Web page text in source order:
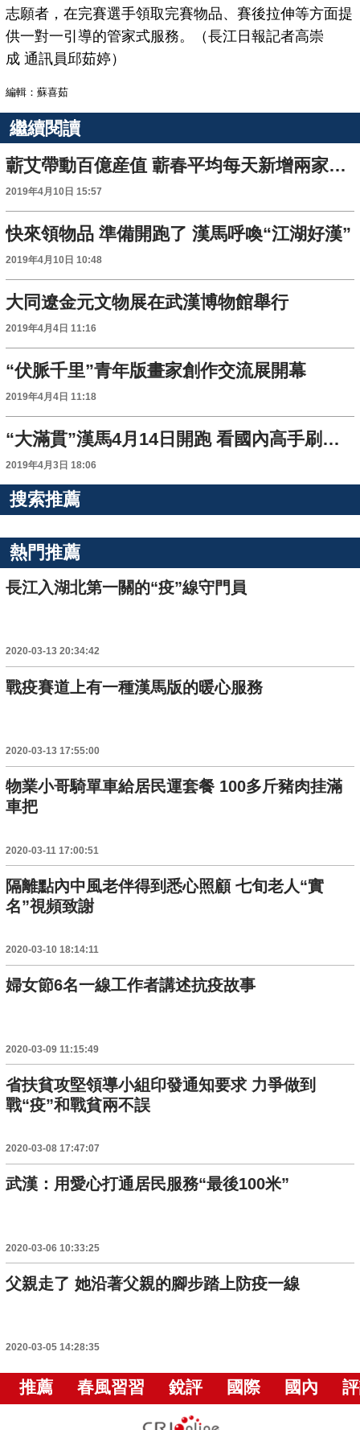
志願者，在完賽選手領取完賽物品、賽後拉伸等方面提
供一對一引導的管家式服務。（長江日報記者高崇
成 通訊員邱茹婷）
編輯：蘇喜茹
繼續閱讀
蘄艾帶動百億産值 蘄春平均每天新增兩家涉艾企業
2019年4月10日 15:57
快來領物品 準備開跑了 漢馬呼喚“江湖好漢”
2019年4月10日 10:48
大同遼金元文物展在武漢博物館舉行
2019年4月4日 11:16
“伏脈千里”青年版畫家創作交流展開幕
2019年4月4日 11:18
“大滿貫”漢馬4月14日開跑 看國內高手刷成績
2019年4月3日 18:06
搜索推薦
熱門推薦
長江入湖北第一關的“疫”線守門員
2020-03-13 20:34:42
戰疫賽道上有一種漢馬版的暖心服務
2020-03-13 17:55:00
物業小哥騎單車給居民運套餐 100多斤豬肉挂滿
車把
2020-03-11 17:00:51
隔離點內中風老伴得到悉心照顧 七旬老人“實
名”視頻致謝
2020-03-10 18:14:11
婦女節6名一線工作者講述抗疫故事
2020-03-09 11:15:49
省扶貧攻堅領導小組印發通知要求 力爭做到
戰“疫”和戰貧兩不誤
2020-03-08 17:47:07
武漢：用愛心打通居民服務“最後100米”
2020-03-06 10:33:25
父親走了 她沿著父親的腳步踏上防疫一線
2020-03-05 14:28:35
推薦 春風習習 銳評 國際 國內